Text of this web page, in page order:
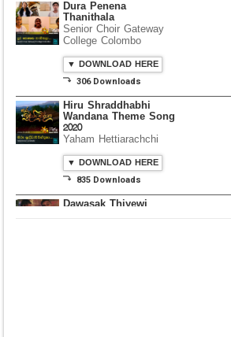
Dura Penena
Thanithala
Senior Choir Gateway
College Colombo
▼ DOWNLOAD HERE
⤵ 306 Downloads
Hiru Shraddhabhi
Wandana Theme Song
2020
Yaham Hettiarachchi
▼ DOWNLOAD HERE
⤵ 835 Downloads
Dawasak Thiyewi